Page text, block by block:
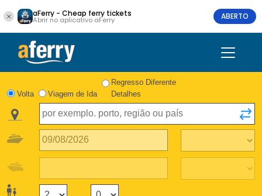
aFerry - Cheap ferry tickets
Abrir no aplicativo aFerry ABERTO
Volta Viagem de Ida
Regresso Diferente
Detalhes